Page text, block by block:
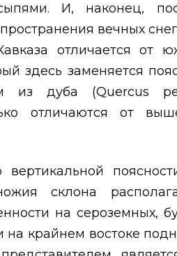
И, наконец,
вечных
отличается от
здесь заменяется
из дуба (Quercus
отличаются от
склона
на сероземных,
на крайнем востоке